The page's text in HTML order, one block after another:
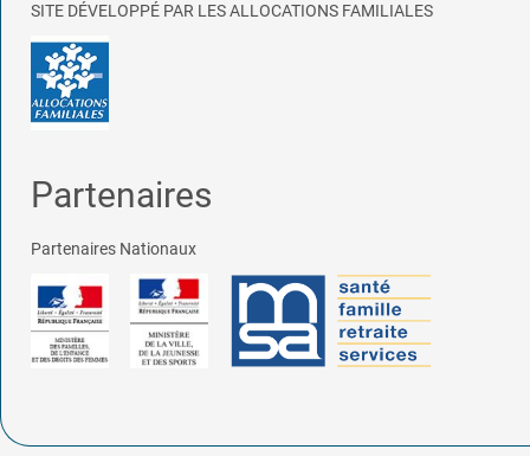
SITE DÉVELOPPÉ PAR LES ALLOCATIONS FAMILIALES
Partenaires
Partenaires Nationaux